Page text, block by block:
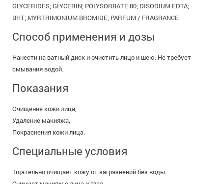
GLYCERIDES; GLYCERIN; POLYSORBATE 80; DISODIUM EDTA;
BHT; MYRTRIMONIUM BROMIDE; PARFUM / FRAGRANCE
Способ применения и дозы
Нанести на ватный диск и очистить лицо и шею. Не требует
смывания водой.
Показания
Очищение кожи лица,
Удаление макияжа,
Покраснения кожи лица.
Специальные условия
Тщательно очищает кожу от загрязнений без воды.